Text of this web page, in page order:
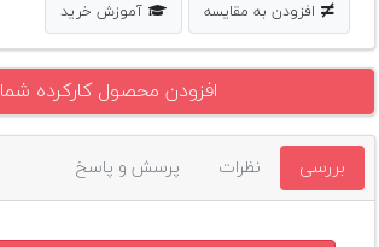
افزودن به مقایسه آموزش خرید
افزودن محصول کارکرده شما
بررسی نظرات پرسش و پاسخ